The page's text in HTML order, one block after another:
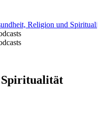
Religion und
Spiritualität